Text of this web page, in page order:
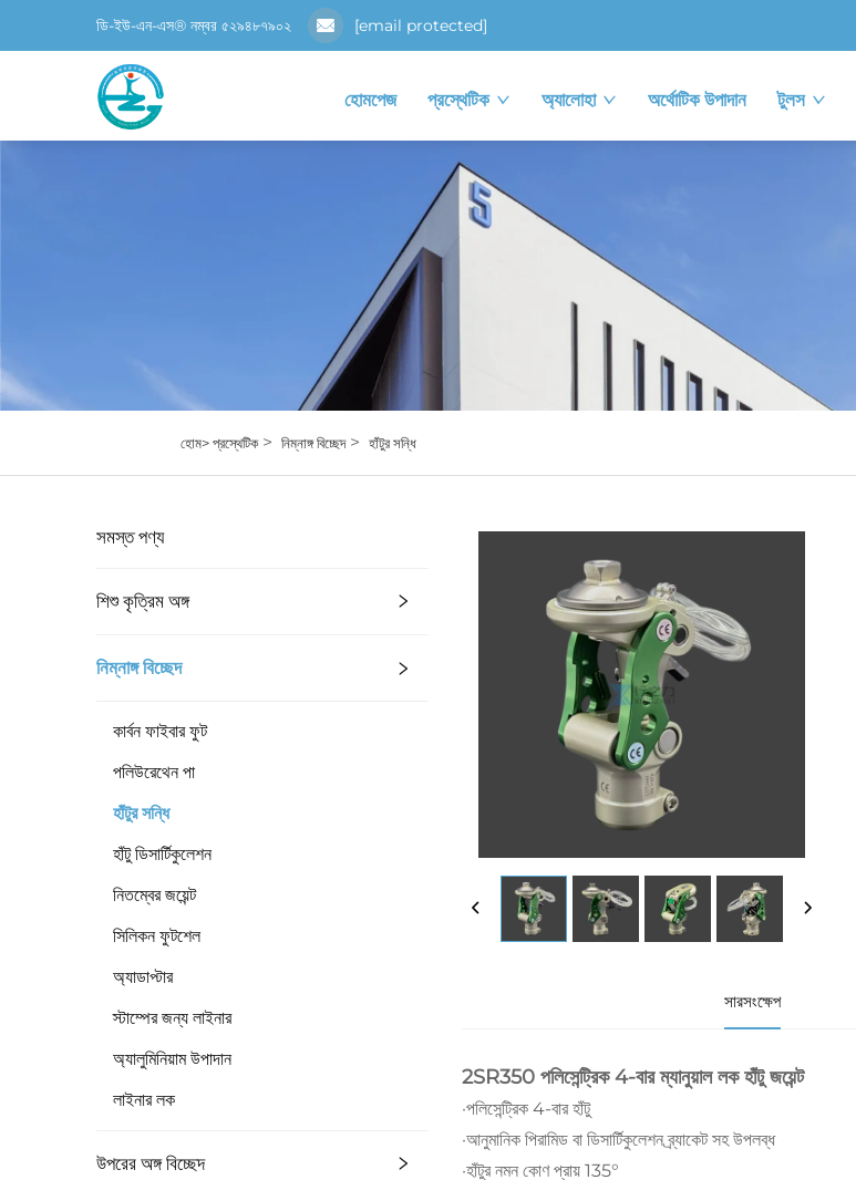
ডি-ইউ-এন-এস® নম্বর ৫২৯৪৮৭৯০২ [email protected]
হোমপেজ প্রস্থেটিক অ্যালোহা অর্থোটিক উপাদান টুলস
হোম>প্রস্থেটিক> নিম্নাঙ্গ বিচ্ছেদ> হাঁটুর সন্ধি
সমস্ত পণ্য
শিশু কৃত্রিম অঙ্গ
নিম্নাঙ্গ বিচ্ছেদ
কার্বন ফাইবার ফুট
পলিউরেথেন পা
হাঁটুর সন্ধি
হাঁটু ডিসার্টিকুলেশন
নিতম্বের জয়েন্ট
সিলিকন ফুটশেল
অ্যাডাপ্টার
স্টাম্পের জন্য লাইনার
অ্যালুমিনিয়াম উপাদান
লাইনার লক
উপরের অঙ্গ বিচ্ছেদ
সারসংক্ষেপ
2SR350 পলিসেন্ট্রিক 4-বার ম্যানুয়াল লক হাঁটু জয়েন্ট
·পলিসেন্ট্রিক 4-বার হাঁটু
·আনুমানিক পিরামিড বা ডিসার্টিকুলেশন ব্র্যাকেট সহ উপলব্ধ
·হাঁটুর নমন কোণ প্রায় 135°